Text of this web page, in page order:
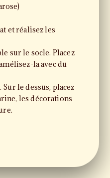
et réalisez les
sur le socle. Placez
la avec du
le dessus, placez
les décorations